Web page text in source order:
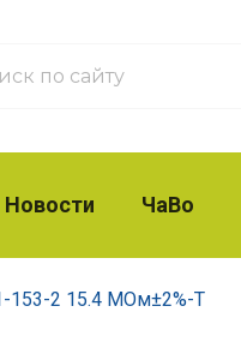
Новости ЧаВо
153-2 15.4 МОм±2%-Т